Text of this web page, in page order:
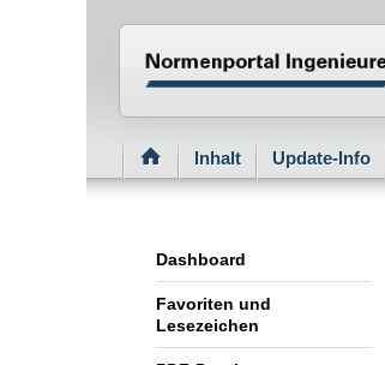
Normenportal
Inhalt Update-Info
Dashboard
Favoriten und
Lesezeichen